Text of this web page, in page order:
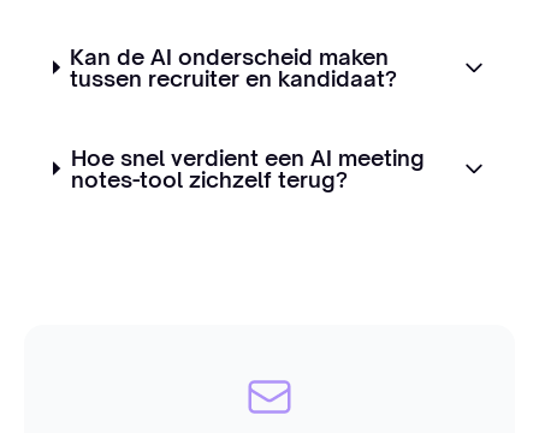
Kan de AI onderscheid maken
tussen recruiter en kandidaat?
Hoe snel verdient een AI meeting
notes-tool zichzelf terug?